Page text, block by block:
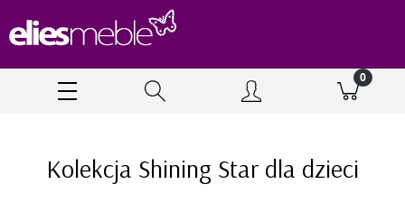
Kolekcja Shining Star dla dzieci